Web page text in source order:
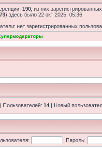
190 , из них
) здесь было 22 окт 2025, 05:36
нет зарегистрированных
| Пользователей: 14 | Новый
Пароль: